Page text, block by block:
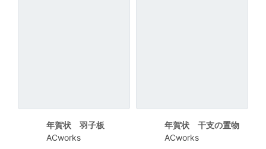
年賀状 羽子板
ACworks
年賀状 干支の置物
ACworks